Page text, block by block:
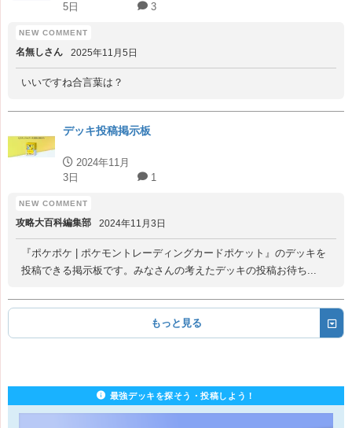
5日
3
名無しさん 2025年11月5日
いいですね合言葉は？
デッキ投稿掲示板
2024年11月
3日
1
攻略大百科編集部 2024年11月3日
『ポケポケ | ポケモントレーディングカードポケット』のデッキを
投稿できる掲示板です。みなさんの考えたデッキの投稿お待ち...
もっと見る
最強デッキを探そう・投稿しよう！